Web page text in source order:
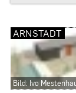
ARNSTADT
Bild: Ivo